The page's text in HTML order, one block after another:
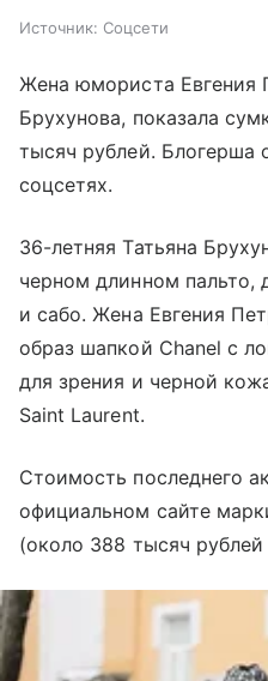
Источник: Соцсети
Жена юмориста Евгения
Брухунова, показала
тысяч рублей. Блогерша
соцсетях.
36-летняя Татьяна
черном длинном пальто,
и сабо. Жена Евгения
образ шапкой Chanel с
для зрения и черной
Saint Laurent.
Стоимость последнего
официальном сайте
(около 388 тысяч